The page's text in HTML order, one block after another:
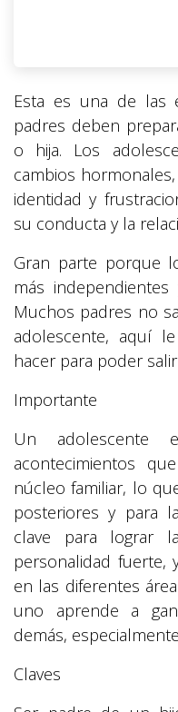
Esta es una de las
padres deben
o hija. Los
cambios
identidad y
su conducta y la
Gran parte porque
más
Muchos padres no
adolescente, aquí
hacer para poder
Importante
Un
acontecimientos
núcleo familiar, lo
posteriores y para
clave para lograr
personalidad
en las diferentes
uno aprende a
demás,
Claves